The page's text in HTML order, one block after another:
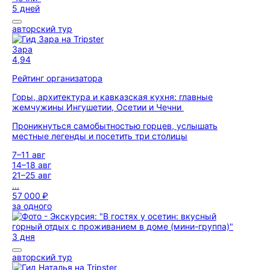
5 дней
авторский тур
Зара
4,94
Рейтинг организатора
Горы, архитектура и кавказская кухня: главные
жемчужины Ингушетии, Осетии и Чечни
Проникнуться самобытностью горцев, услышать
местные легенды и посетить три столицы
7–11 авг
14–18 авг
21–25 авг
...
57 000 ₽
за одного
3 дня
авторский тур